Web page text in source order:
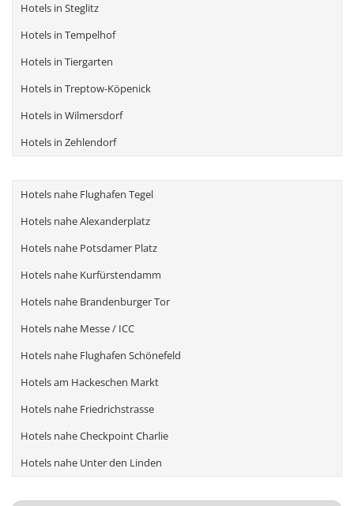
Hotels in Steglitz
Hotels in Tempelhof
Hotels in Tiergarten
Hotels in Treptow-Köpenick
Hotels in Wilmersdorf
Hotels in Zehlendorf
Hotels nahe Flughafen Tegel
Hotels nahe Alexanderplatz
Hotels nahe Potsdamer Platz
Hotels nahe Kurfürstendamm
Hotels nahe Brandenburger Tor
Hotels nahe Messe / ICC
Hotels nahe Flughafen Schönefeld
Hotels am Hackeschen Markt
Hotels nahe Friedrichstrasse
Hotels nahe Checkpoint Charlie
Hotels nahe Unter den Linden